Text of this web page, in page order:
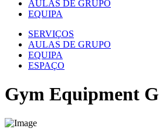
AULAS DE GRUPO
EQUIPA
SERVIÇOS
AULAS DE GRUPO
EQUIPA
ESPAÇO
Gym Equipment